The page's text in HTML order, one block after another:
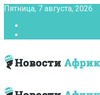
Пятница, 7 августа, 2026